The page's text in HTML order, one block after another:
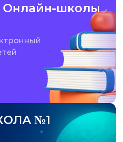
Онлайн-школы
№1